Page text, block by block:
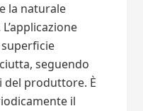
la naturale
seguendo
produttore. È
il